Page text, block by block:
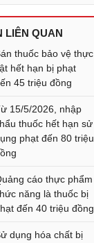
LIÊN QUAN
thuốc bảo vệ thực
hết hạn bị phạt
45 triệu đồng
15/5/2026, nhập
thuốc hết hạn sử
phạt đến 80 triệu
cáo thực phẩm
năng là thuốc bị
đến 40 triệu đồng
dụng hóa chất bị